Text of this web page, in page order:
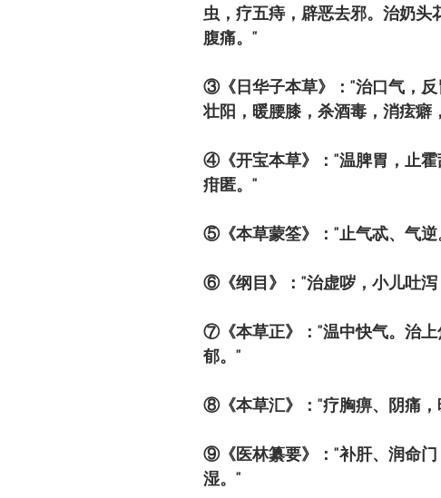
虫，疗五痔，辟恶去邪。治奶
腹痛。"
③《日华子本草》："治口气，反
壮阳，暖腰膝，杀酒毒，消痃癖
④《开宝本草》："温脾胃，止
疳匿。"
⑤《本草蒙筌》："止气忒、气逆
⑥《纲目》："治虚哕，小儿吐
⑦《本草正》："温中快气。治
郁。"
⑧《本草汇》："疗胸痹、阴痛，
⑨《医林纂要》："补肝、润命
湿。"